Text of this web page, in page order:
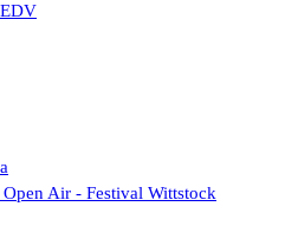
Air - Festival Wittstock